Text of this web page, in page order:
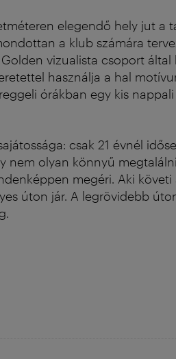
elegendő hely jut a
a klub számára
vizualista csoport
használja a hal
órákban egy kis
csak 21 évnél
nem olyan könnyű
megéri. Aki
úton jár. A legrövidebb